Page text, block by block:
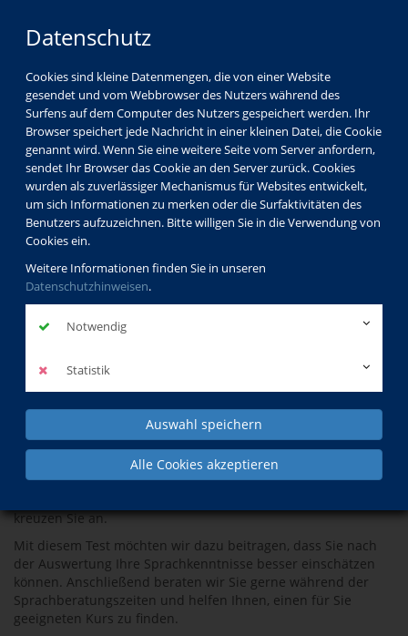
Datenschutz
Cookies sind kleine Datenmengen, die von einer Website
gesendet und vom Webbrowser des Nutzers während des
Surfens auf dem Computer des Nutzers gespeichert werden. Ihr
Browser speichert jede Nachricht in einer kleinen Datei, die Cookie
genannt wird. Wenn Sie eine weitere Seite vom Server anfordern,
sendet Ihr Browser das Cookie an den Server zurück. Cookies
wurden als zuverlässiger Mechanismus für Websites entwickelt,
um sich Informationen zu merken oder die Surfaktivitäten des
Benutzers aufzuzeichnen. Bitte willigen Sie in die Verwendung von
Cookies ein.
Weitere Informationen finden Sie in unseren
Datenschutzhinweisen.
Notwendig
Statistik
Auswahl speichern
Alle Cookies akzeptieren
Programm
Sprachen
Wie schätzen Sie Ihre Sprachkenntnisse ein?
Wie schätzen Sie Ihre
Sprachkenntnisse ein?
Der XL-Test: Was können Sie schon?
Mit der folgenden Checkliste haben Sie die Möglichkeit, Ihre
Fremdsprachenkenntnisse selbst einzuschätzen. Die
beschriebenen Kenntnisse sind verschiedenen Niveaustufen
des Europäischen Referenzrahmens zugeordnet. Das, was Sie
kreuzen Sie an.
Mit diesem Test möchten wir dazu beitragen, dass Sie nach
der Auswertung Ihre Sprachkenntnisse besser einschätzen
können. Anschließend beraten wir Sie gerne während der
Sprachberatungszeiten und helfen Ihnen, einen für Sie
geeigneten Kurs zu finden.